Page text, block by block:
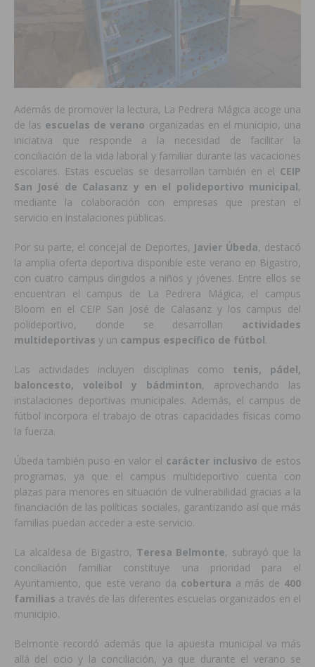
Además de promover la lectura, La Pedrera Mágica acoge una
de las escuelas de verano organizadas en el municipio, una
iniciativa que responde a la necesidad de facilitar la
conciliación de la vida laboral y familiar durante las vacaciones
escolares. Estas escuelas se desarrollan también en el CEIP
San José de Calasanz y en el polideportivo municipal,
mediante la colaboración con empresas que prestan el
servicio en instalaciones públicas.
Por su parte, el concejal de Deportes, Javier Úbeda, destacó
la amplia oferta deportiva disponible este verano en Bigastro,
con cuatro campus dirigidos a niños y jóvenes. Entre ellos se
encuentran el campus de La Pedrera Mágica, el campus
Bloom en el CEIP San José de Calasanz y los campus del
polideportivo, donde se desarrollan actividades
multideportivas y un campus específico de fútbol.
Las actividades incluyen disciplinas como tenis, pádel,
baloncesto, voleibol y bádminton, aprovechando las
instalaciones deportivas municipales. Además, el campus de
fútbol incorpora el trabajo de otras capacidades físicas como
la fuerza.
Úbeda también puso en valor el carácter inclusivo de estos
programas, ya que el campus multideportivo cuenta con
plazas para menores en situación de vulnerabilidad gracias a la
financiación de las políticas sociales, garantizando así que más
familias puedan acceder a este servicio.
La alcaldesa de Bigastro, Teresa Belmonte, subrayó que la
conciliación familiar constituye una prioridad para el
Ayuntamiento, que este verano da cobertura a más de 400
familias a través de las diferentes escuelas organizados en el
municipio.
Belmonte recordó además que la apuesta municipal va más
allá del ocio y la conciliación, ya que durante el verano se